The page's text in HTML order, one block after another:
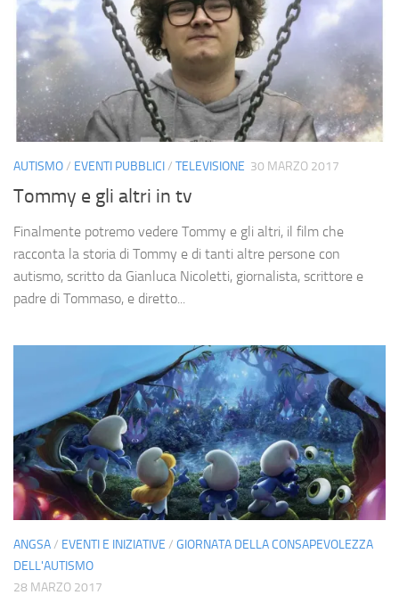
AUTISMO/ EVENTI PUBBLICI/ TELEVISIONE 30 MARZO 2017
Tommy e gli altri in tv
Finalmente potremo vedere Tommy e gli altri, il film che
racconta la storia di Tommy e di tanti altre persone con
autismo, scritto da Gianluca Nicoletti, giornalista, scrittore e
padre di Tommaso, e diretto...
ANGSA/ EVENTI E INIZIATIVE / GIORNATA DELLA CONSAPEVOLEZZA
DELL'AUTISMO
28 MARZO 2017